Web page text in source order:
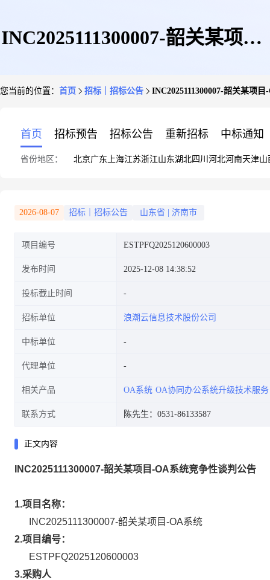
INC2025111300007-韶关某项目-
您当前的位置： 首页 招标｜招标公告 INC2025111300007-韶关某项
首页 招标预告 招标公告 重新招标 中标通知
省份地区： 北京广东 上海江苏浙江山东湖北四川 河北河南天津山
2026-08-07 招标｜招标公告 山东省 济南市
项目编号 ESTPFQ2025120600003
发布时间 2025-12-08 14:38:52
投标截止时间
招标单位 浪潮云信息技术股份公司
中标单位
代理单位
相关产品 OA系统 OA协同办公系统升级技术服务
联系方式 陈先生：0531-86133587
正文内容
INC2025111300007-韶关某项目-OA系统竞争性谈判公告
1.项目名称：
INC2025111300007-韶关某项目-OA系统
2.项目编号：
ESTPFQ2025120600003
3.采购人